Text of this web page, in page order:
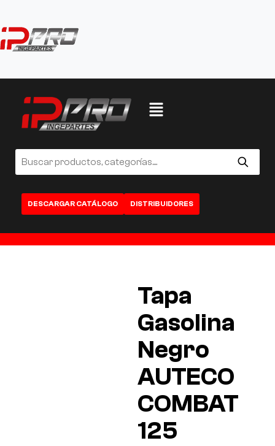
DESCARGAR CATÁLOGO DISTRIBUIDORES
Tapa
Gasolina
Negro
AUTECO
COMBAT
125